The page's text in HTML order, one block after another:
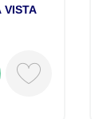
VISTA